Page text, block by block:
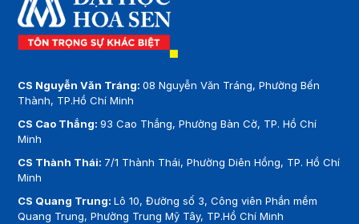
CS Nguyễn Văn Tráng:08 Nguyễn Văn Tráng, Phường Bến
Thành, TP.Hồ Chí Minh
CS Cao Thắng:93 Cao Thắng, Phường Bàn Cờ, TP. Hồ Chí
Minh
CS Thành Thái: 7/1 Thành Thái, Phường Diên Hồng, TP. Hồ Chí
Minh
CS Quang Trung:Lô 10, Đường số 3, Công viên Phần mềm
Quang Trung, Phường Trung Mỹ Tây, TP.Hồ Chí Minh